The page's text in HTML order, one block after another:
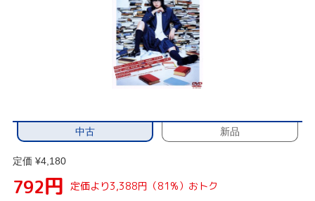
中古 新品
定価 ¥4,180
792円 定価より3,388円（81%）おトク